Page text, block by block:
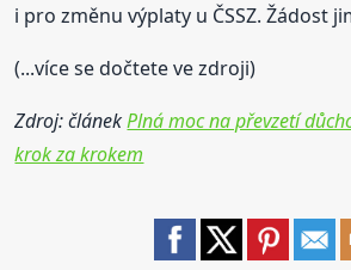
i pro změnu výplaty u ČSSZ. Žádost
(...více se dočtete ve zdroji)
Zdroj: článekPlná moc na převzetí
krok za krokem